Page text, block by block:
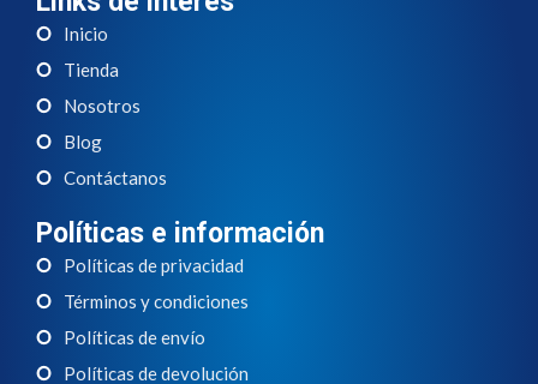
Inicio
Tienda
Nosotros
Blog
Contáctanos
Políticas e información
Políticas de privacidad
Términos y condiciones
Políticas de envío
Políticas de devolución